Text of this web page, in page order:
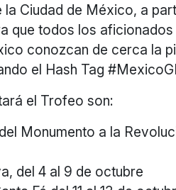
la Ciudad de México, a
que todos los aficionados
conozcan de cerca la
el Hash Tag
el Trofeo son:
Monumento a la
del 4 al 9 de octubre